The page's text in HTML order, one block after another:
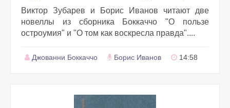
Виктор Зубарев и Борис Иванов читают две
новеллы из сборника Боккаччо "О пользе
остроумия" и "О том как воскресла правда"....
Джованни Боккаччо Борис Иванов 14:58